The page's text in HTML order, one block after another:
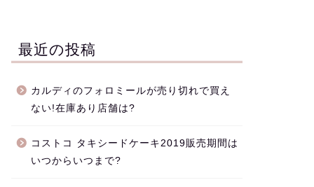
最近の投稿
カルディのフォロミールが売り切れで買え
ない!在庫あり店舗は?
コストコ タキシードケーキ2019販売期間は
いつからいつまで?